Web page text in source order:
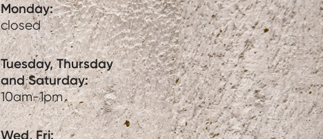
Monday:
closed
Tuesday, Thursday
and Saturday:
10am-1pm
Wed, Fri: